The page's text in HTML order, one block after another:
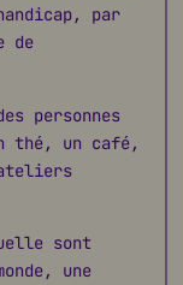
par
de
personnes
thé, un café,
ateliers
sont
une